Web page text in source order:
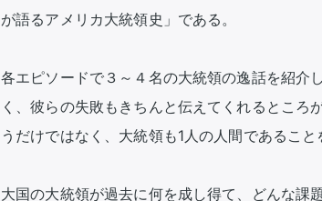
が語るアメリカ大統領史」である。
各エピソードで３～４名の大統領の逸話を紹介
く、彼らの失敗もきちんと伝えてくれるところ
うだけではなく、大統領も1人の人間であること
大国の大統領が過去に何を成し得て、どんな課